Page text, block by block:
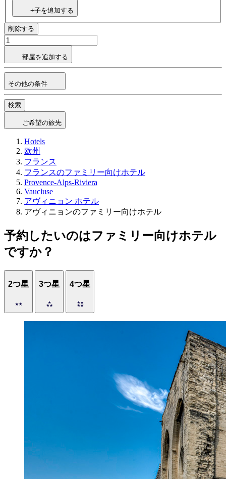
+子を追加する
削除する
部屋を追加する
その他の条件
検索
ご希望の旅先
Hotels
欧州
フランス
フランスのファミリー向けホテル
Provence-Alps-Riviera
Vaucluse
アヴィニョン ホテル
アヴィニョンのファミリー向けホテル
予約したいのはファミリー向けホテル
ですか？
2つ星 3つ星 4つ星